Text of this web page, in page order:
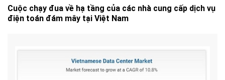
Cuộc chạy đua về hạ tầng của các nhà cung cấp dịch vụ
điện toán đám mây tại Việt Nam